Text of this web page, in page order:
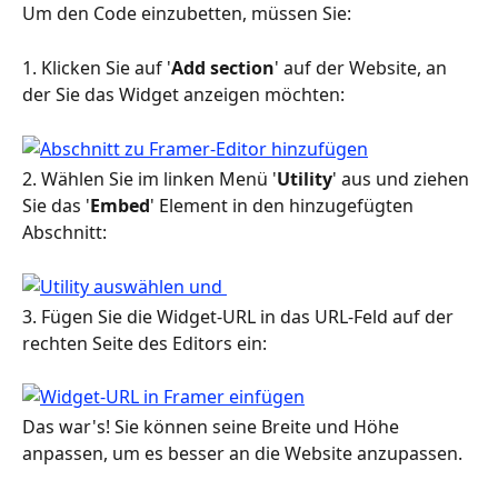
Um den Code einzubetten, müssen Sie:
1. Klicken Sie auf 'Add section' auf der Website, an
der Sie das Widget anzeigen möchten:
2. Wählen Sie im linken Menü 'Utility' aus und ziehen
Sie das 'Embed' Element in den hinzugefügten
Abschnitt:
3. Fügen Sie die Widget-URL in das URL-Feld auf der
rechten Seite des Editors ein:
Das war's! Sie können seine Breite und Höhe
anpassen, um es besser an die Website anzupassen.